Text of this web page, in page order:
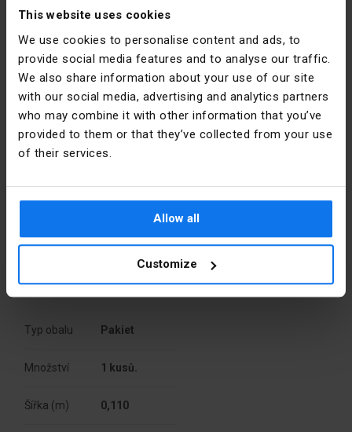
This website uses cookies
We use cookies to personalise content and ads, to
provide social media features and to analyse our traffic.
We also share information about your use of our site
with our social media, advertising and analytics partners
who may combine it with other information that you’ve
provided to them or that they’ve collected from your use
of their services.
Allow all
Customize
[mm]
Výška [mm]
Přesná
barva
PKWIU 27.33.13.0
Další technické údaje
sztuczne
Powierzchnia
montażowa
110x110
mm
Podrobnosti o výrobci
Výrobce SIMET S.A.
Adresa
58-506
E-mail sprzedaz@simet.com.pl
balení
Typ obalu Pakiet
Množství 1 kusů.
Šířka (m) 0,110